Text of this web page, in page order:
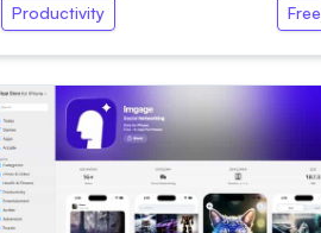
Productivity Free